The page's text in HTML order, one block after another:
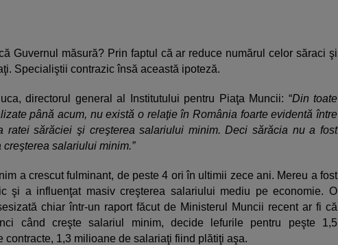
Guvernul măsură? Prin faptul că ar reduce numărul celor săraci şi
Specialiştii contrazic însă această ipoteză.
directorul general al Institutului pentru Piaţa Muncii: “Din toate
până acum, nu există o relaţie în România foarte evidentă între
ratei sărăciei şi creşterea salariului minim. Deci sărăcia nu a fost
creşterea salariului minim.”
a crescut fulminant, de peste 4 ori în ultimii zece ani. Mereu a fost
şi a influenţat masiv creşterea salariului mediu pe economie. O
chiar într-un raport făcut de Ministerul Muncii recent ar fi că
când creşte salariul minim, decide lefurile pentru peşte 1,5
contracte, 1,3 milioane de salariaţi fiind plătiţi aşa.